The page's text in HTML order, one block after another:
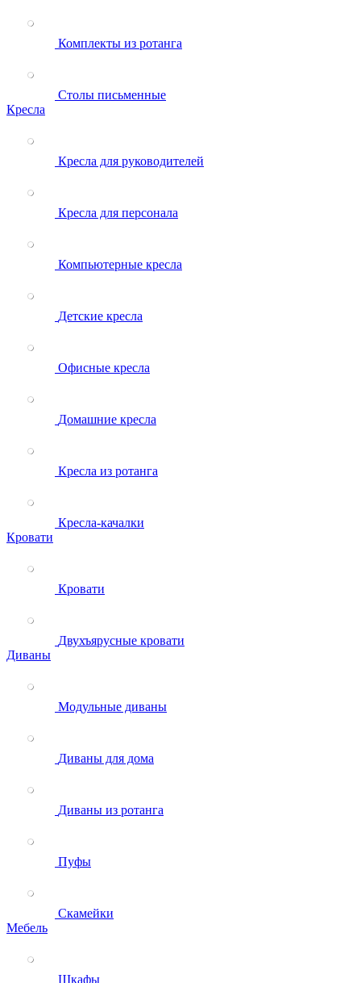
Комплекты из ротанга
Столы письменные
Кресла
Кресла для руководителей
Кресла для персонала
Компьютерные кресла
Детские кресла
Офисные кресла
Домашние кресла
Кресла из ротанга
Кресла-качалки
Кровати
Кровати
Двухъярусные кровати
Диваны
Модульные диваны
Диваны для дома
Диваны из ротанга
Пуфы
Скамейки
Мебель
Шкафы